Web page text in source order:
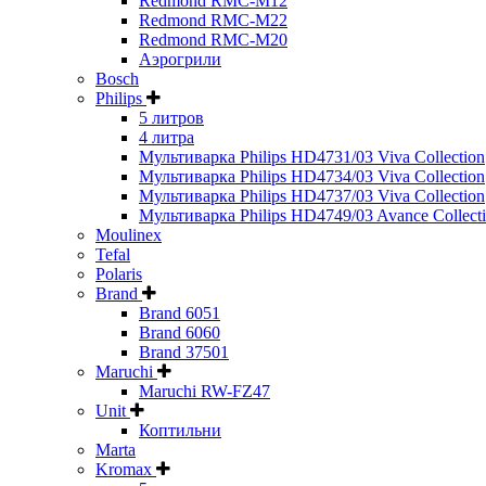
Redmond RMC-M22
Redmond RMC-M20
Аэрогрили
Bosch
Philips
5 литров
4 литра
Мультиварка Philips HD4731/03 Viva Collection
Мультиварка Philips HD4734/03 Viva Collection
Мультиварка Philips HD4737/03 Viva Collection
Мультиварка Philips HD4749/03 Avance
Moulinex
Tefal
Polaris
Brand
Brand 6051
Brand 6060
Brand 37501
Maruchi
Maruchi RW-FZ47
Unit
Коптильни
Marta
Kromax